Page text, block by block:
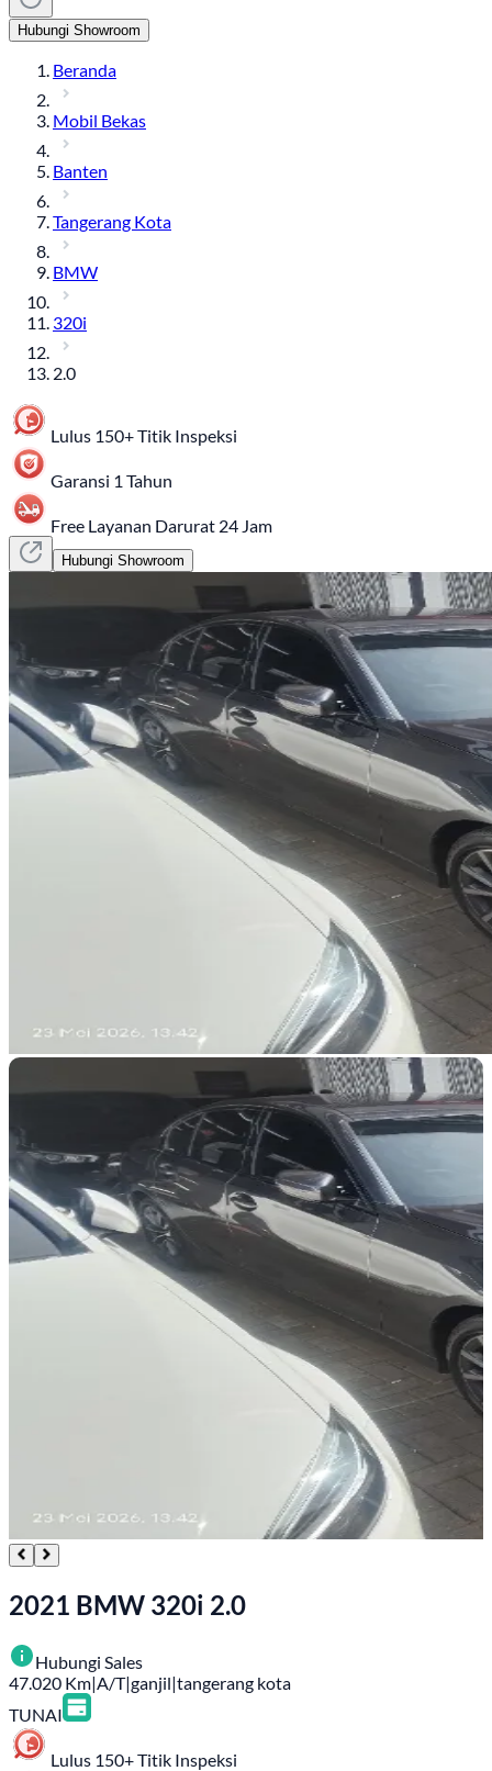
Hubungi Showroom
Beranda
Mobil Bekas
Banten
Tangerang Kota
BMW
320i
2.0
Lulus 150+ Titik Inspeksi
Garansi 1 Tahun
Free Layanan Darurat 24 Jam
Hubungi Showroom
2021 BMW 320i 2.0
Hubungi Sales
47.020 Km|A/T|ganjil|tangerang kota
TUNAI
Lulus 150+ Titik Inspeksi